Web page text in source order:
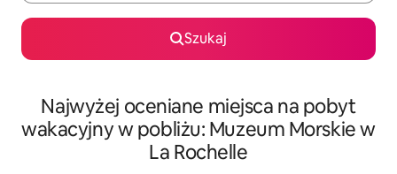
Szukaj
Najwyżej oceniane miejsca na pobyt
wakacyjny w pobliżu: Muzeum Morskie w
La Rochelle